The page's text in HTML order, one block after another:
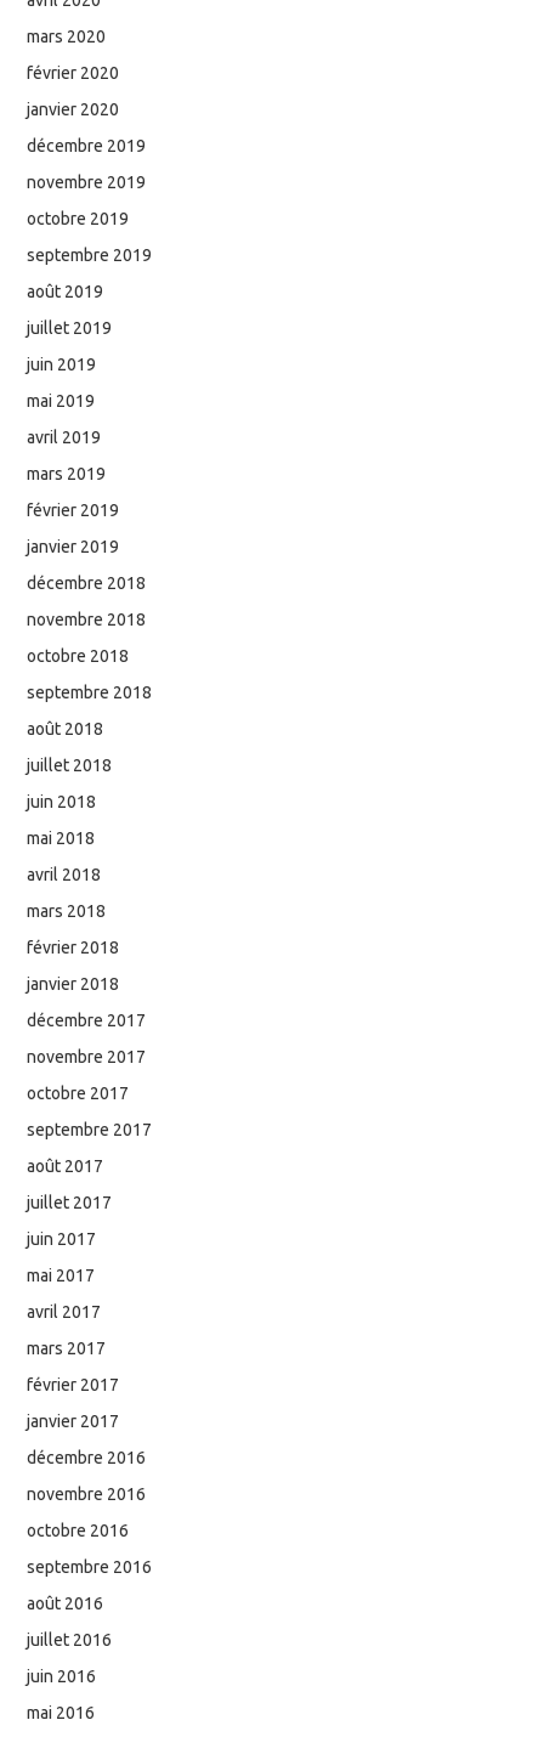
mars 2020
février 2020
janvier 2020
décembre 2019
novembre 2019
octobre 2019
septembre 2019
août 2019
juillet 2019
juin 2019
mai 2019
avril 2019
mars 2019
février 2019
janvier 2019
décembre 2018
novembre 2018
octobre 2018
septembre 2018
août 2018
juillet 2018
juin 2018
mai 2018
avril 2018
mars 2018
février 2018
janvier 2018
décembre 2017
novembre 2017
octobre 2017
septembre 2017
août 2017
juillet 2017
juin 2017
mai 2017
avril 2017
mars 2017
février 2017
janvier 2017
décembre 2016
novembre 2016
octobre 2016
septembre 2016
août 2016
juillet 2016
juin 2016
mai 2016